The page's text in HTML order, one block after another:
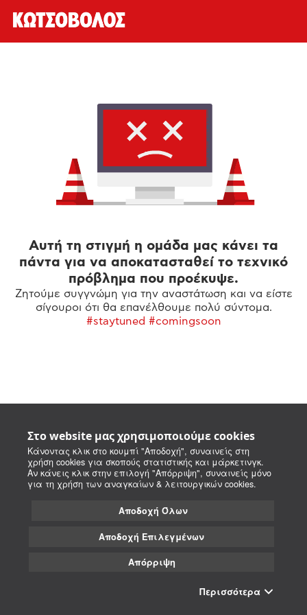
Στο website μας χρησιμοποιούμε cookies
Κάνοντας κλικ στο κουμπί "Αποδοχή", συναινείς στη
χρήση cookies για σκοπούς στατιστικής και μάρκετινγκ.
Αν κάνεις κλικ στην επιλογή "Απόρριψη", συναινείς μόνο
για τη χρήση των αναγκαίων & λειτουργικών cookies.
Αποδοχή Όλων
Αποδοχή Επιλεγμένων
Απόρριψη
Περισσότερα
Αυτή τη στιγμή η ομάδα μας κάνει τα
πάντα για να αποκατασταθεί το τεχνικό
πρόβλημα που προέκυψε.
Ζητούμε συγγνώμη για την αναστάτωση και να είστε
σίγουροι ότι θα επανέλθουμε πολύ σύντομα.
#staytuned #comingsoon